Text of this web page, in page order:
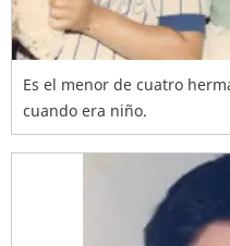
Es el menor de cuatro
cuando era niño.